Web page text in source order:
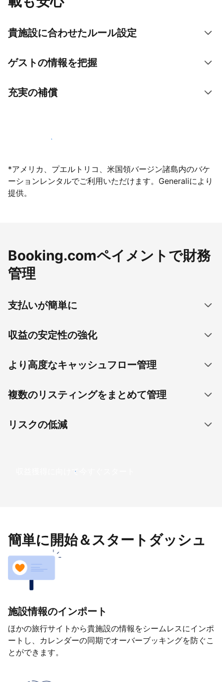
貴施設に合わせたルール設定
ゲストの情報を把握
充実の補償
今すぐ掲載登録する
*アメリカ、プエルトリコ、米国領バージン諸島内のバケ
ーションレンタルでご利用いただけます。Generaliにより
提供。
Booking.comペイメントで財務
管理
支払いが簡単に
収益の安定性の強化
より高度なキャッシュフロー管理
複数のリスティングをまとめて管理
リスクの低減
収益獲得に向けて今すぐスタート
簡単に開始＆スタートダッシュ
施設情報のインポート
ほかの旅行サイトから貴施設の情報をシームレスにインポ
ートし、カレンダーの同期でオーバーブッキングを防ぐこ
とができます。